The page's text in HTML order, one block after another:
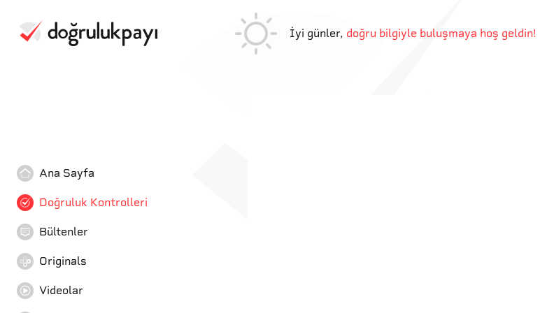
İyi günler, doğru bilgiyle buluşmaya hoş geldin!
Ana Sayfa
Doğruluk Kontrolleri
Bültenler
Originals
Videolar